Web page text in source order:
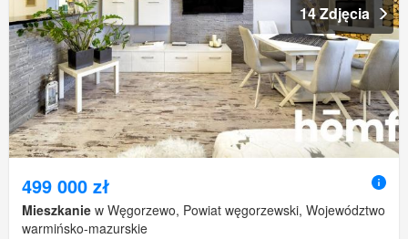
14 Zdjęcia
499 000 zł
Mieszkanie w Węgorzewo, Powiat węgorzewski, Województwo
warmińsko-mazurskie